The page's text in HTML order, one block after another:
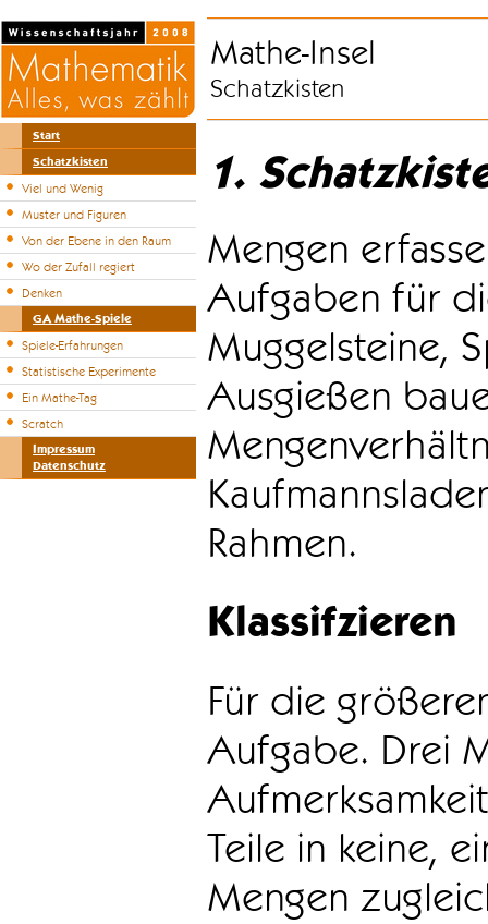
Start
Schatzkisten
Viel und Wenig
Muster und Figuren
Von der Ebene in den Raum
Wo der Zufall regiert
Denken
GA Mathe-Spiele
Spiele-Erfahrungen
Statistische Experimente
Ein Mathe-Tag
Scratch
Impressum
Datenschutz
Mathe-Insel
Schatzkisten
1.
Mengen
Aufgaben für
Muggelsteine,
Ausgießen
Rahmen.
Klassifzieren
Für die
Aufgabe. Drei
Teile in keine,
Mengen